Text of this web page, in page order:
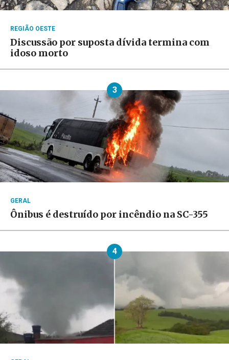
REGIÃO OESTE
Discussão por suposta dívida termina com
idoso morto
3
GERAL
Ônibus é destruído por incêndio na SC-355
4